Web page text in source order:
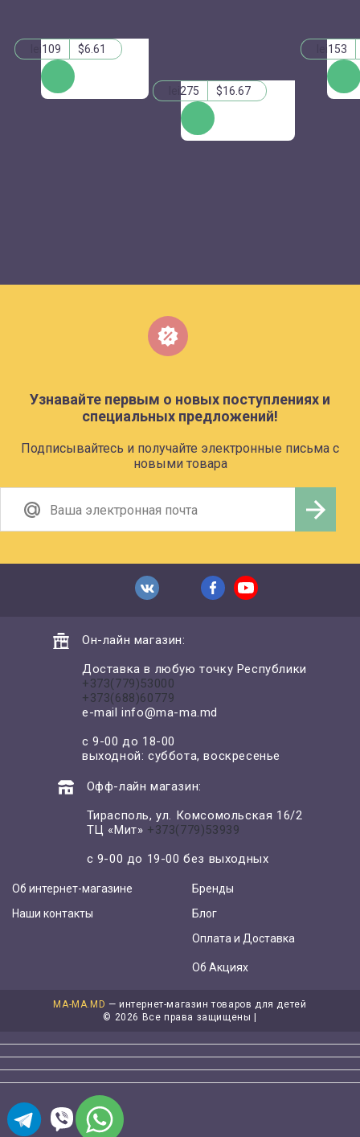
lei109 $6.61
КУПИТЬ
lei275 $16.67
КУПИТЬ
lei153
Узнавайте первым о новых поступлениях и
специальных предложений!
Подписывайтесь и получайте электронные письма с
новыми товара
Он-лайн магазин:
Доставка в любую точку Республики
+373(779)53000
+373(688)60779
e-mailinfo@ma-ma.md
с 9-00 до 18-00
выходной: суббота, воскресенье
Офф-лайн магазин:
Тирасполь, ул. Комсомольская 16/2
ТЦ «Мит» +373(779)53939
с 9-00 до 19-00 без выходных
Об интернет-магазине
Наши контакты
Бренды
Блог
Оплата и Доставка
Об Акциях
MA-MA.MD — интернет-магазин товаров для детей
© 2026 Все права защищены |